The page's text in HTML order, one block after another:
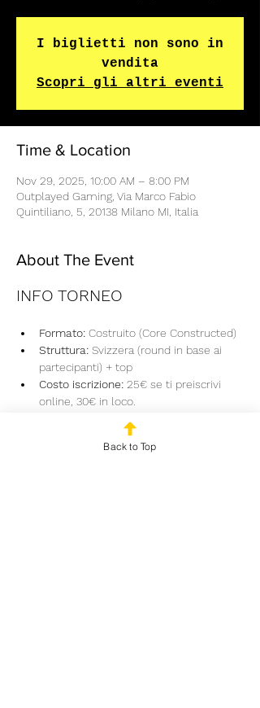
I biglietti non sono in
vendita
Scopri gli altri eventi
Time & Location
Nov 29, 2025, 10:00 AM – 8:00 PM
Outplayed Gaming, Via Marco Fabio
Quintiliano, 5, 20138 Milano MI, Italia
About The Event
INFO TORNEO
Formato: Costruito (Core Constructed)
Struttura: Svizzera (round in base ai
partecipanti) + top
Costo iscrizione: 25€ se ti preiscrivi
online, 30€ in loco.
Back to Top